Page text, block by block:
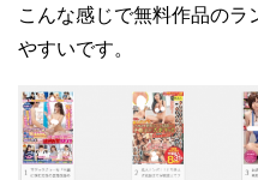
こんな感じで無料作品のラ
やすいです。